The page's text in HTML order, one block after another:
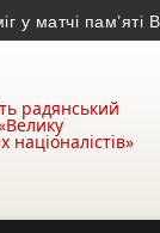
пам’яті
радянський
націоналістів»